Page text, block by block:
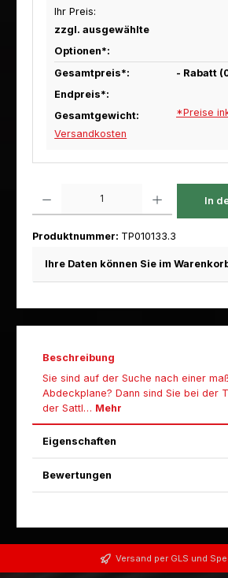
Ihr Preis:
zzgl. ausgewählte
Optionen*:
Gesamtpreis*:
- Rabatt (
Endpreis*:
Gesamtgewicht:
*Preise
Versandkosten
In
Produktnummer: TP010133.3
Ihre Daten können Sie im
Beschreibung
Sie sind auf der Suche nach einer
Abdeckplane? Dann sind Sie bei der
der Sattl… Mehr
Eigenschaften
Bewertungen
Versand per GLS und